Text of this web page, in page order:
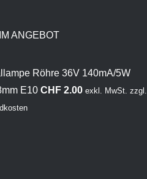
ANGEBOT
Röhre 36V 140mA/5W
E10 CHF2.00 exkl. MwSt. zzgl.